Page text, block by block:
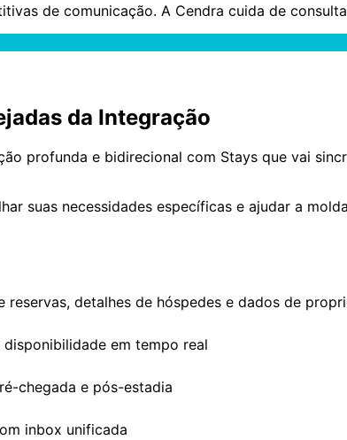
de comunicação. A Cendra cuida de
da Integração
profunda e bidirecional com Stays que vai
suas necessidades específicas e ajudar a
reservas, detalhes de hóspedes e dados de
em tempo real
chegada e pós-estadia
inbox unificada